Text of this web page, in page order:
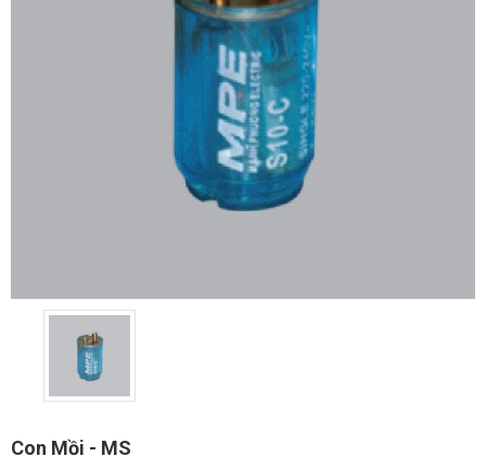
Con Mồi - MS